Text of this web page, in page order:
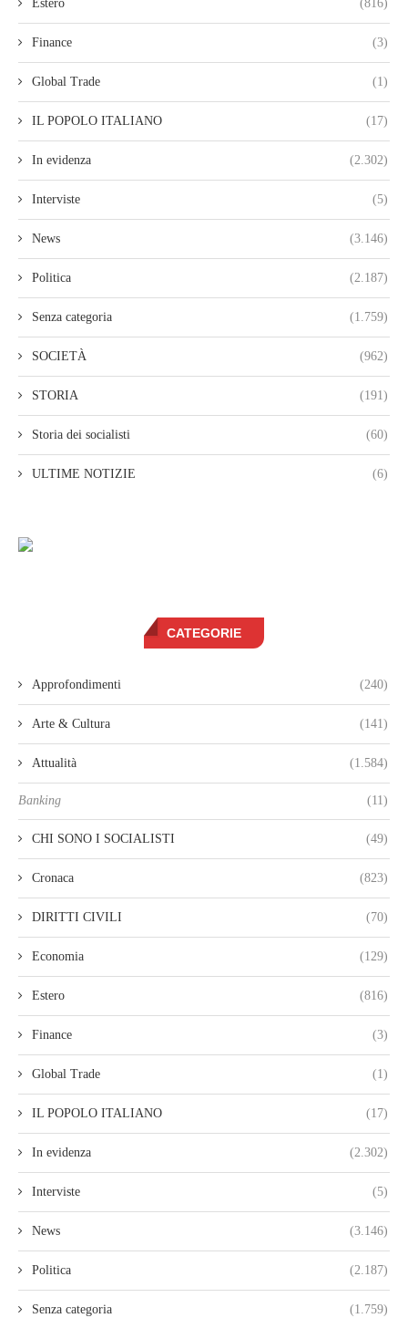
Estero (816)
Finance (3)
Global Trade (1)
IL POPOLO ITALIANO (17)
In evidenza (2.302)
Interviste (5)
News (3.146)
Politica (2.187)
Senza categoria (1.759)
SOCIETÀ (962)
STORIA (191)
Storia dei socialisti (60)
ULTIME NOTIZIE (6)
CATEGORIE
Approfondimenti (240)
Arte & Cultura (141)
Attualità (1.584)
Banking (11)
CHI SONO I SOCIALISTI (49)
Cronaca (823)
DIRITTI CIVILI (70)
Economia (129)
Estero (816)
Finance (3)
Global Trade (1)
IL POPOLO ITALIANO (17)
In evidenza (2.302)
Interviste (5)
News (3.146)
Politica (2.187)
Senza categoria (1.759)